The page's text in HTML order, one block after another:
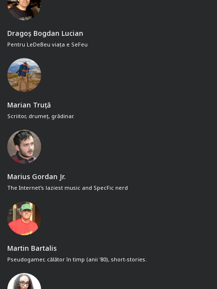
Dragoș Bogdan Lucian
Pentru LeDeBeu viața e SeFeu
Marian Truță
Scriitor, drumeț, grădinar.
Marius Gordan Jr.
The Internet's laziest music and SpecFic nerd
Martin Bartalis
Pseudogamer, călător în timp (anii '80), short-stories.